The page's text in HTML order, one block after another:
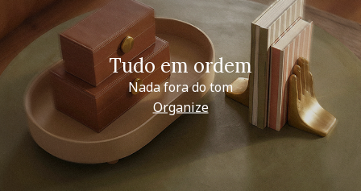
Tudo em ordem
Nada fora do tom
Organize